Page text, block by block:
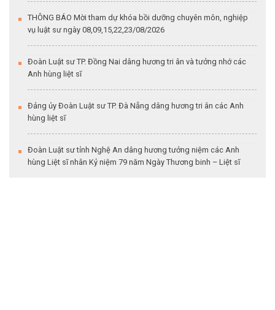
THÔNG BÁO Mời tham dự khóa bồi dưỡng chuyên môn, nghiệp
vụ luật sư ngày 08,09,15,22,23/08/2026
Đoàn Luật sư TP. Đồng Nai dâng hương tri ân và tưởng nhớ các
Anh hùng liệt sĩ
Đảng ủy Đoàn Luật sư TP. Đà Nẵng dâng hương tri ân các Anh
hùng liệt sĩ
Đoàn Luật sư tỉnh Nghệ An dâng hương tưởng niệm các Anh
hùng Liệt sĩ nhân Kỷ niệm 79 năm Ngày Thương binh – Liệt sĩ